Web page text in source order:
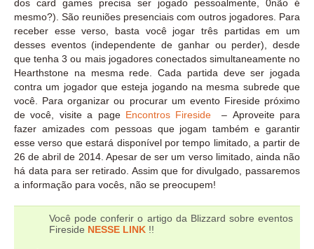
dos card games precisa ser jogado pessoalmente, 0não é
mesmo?). São reuniões presenciais com outros jogadores. Para
receber esse verso, basta você jogar três partidas em um
desses eventos (independente de ganhar ou perder), desde
que tenha 3 ou mais jogadores conectados simultaneamente no
Hearthstone na mesma rede. Cada partida deve ser jogada
contra um jogador que esteja jogando na mesma subrede que
você. Para organizar ou procurar um evento Fireside próximo
de você, visite a page Encontros Fireside
– Aproveite para
fazer amizades com pessoas que jogam também e garantir
esse verso que estará disponível por tempo limitado, a partir de
26 de abril de 2014. Apesar de ser um verso limitado, ainda não
há data para ser retirado. Assim que for divulgado, passaremos
a informação para vocês, não se preocupem!
Você pode conferir o artigo da Blizzard sobre eventos
Fireside NESSE LINK !!